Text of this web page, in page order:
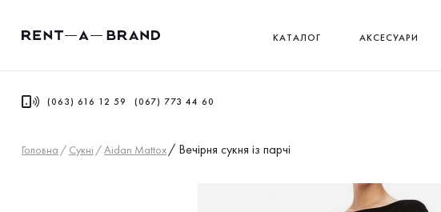
КАТАЛОГ АКСЕСУАРИ
(063) 616 12 59 (067) 773 44 60
Головна / Сукнi /Aidan Mattox/ Вечірня сукня із парчі